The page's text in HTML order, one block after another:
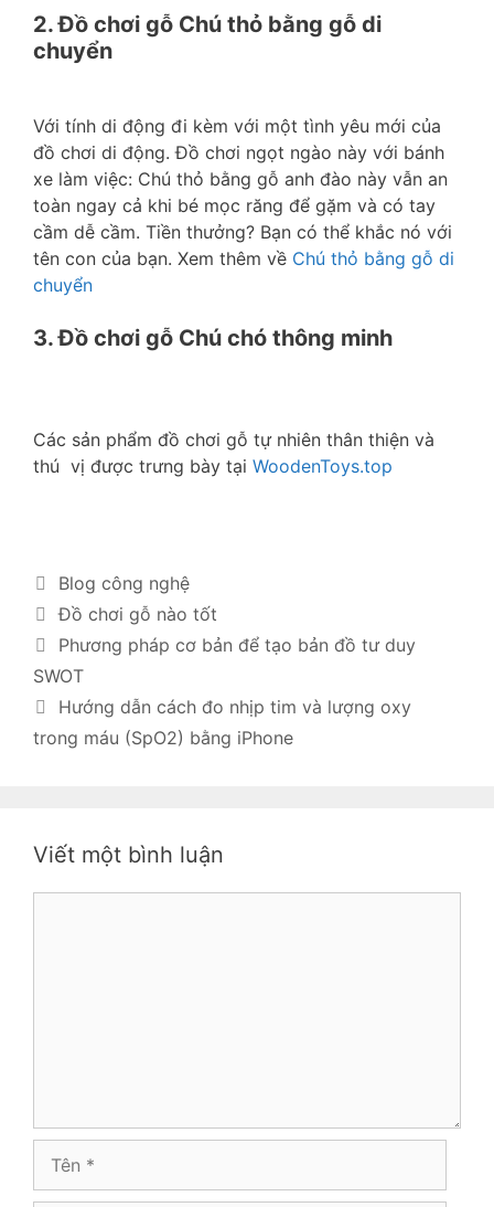
2. Đồ chơi gỗ Chú thỏ bằng gỗ di
chuyển
Với tính di động đi kèm với một tình yêu mới của
đồ chơi di động. Đồ chơi ngọt ngào này với bánh
xe làm việc: Chú thỏ bằng gỗ anh đào này vẫn an
toàn ngay cả khi bé mọc răng để gặm và có tay
cầm dễ cầm. Tiền thưởng? Bạn có thể khắc nó với
tên con của bạn. Xem thêm về Chú thỏ bằng gỗ di
chuyển
3. Đồ chơi gỗ Chú chó thông minh
Các sản phẩm đồ chơi gỗ tự nhiên thân thiện và
thú vị được trưng bày tại WoodenToys.top
Blog công nghệ
Đồ chơi gỗ nào tốt
Phương pháp cơ bản để tạo bản đồ tư duy
SWOT
Hướng dẫn cách đo nhịp tim và lượng oxy
trong máu (SpO2) bằng iPhone
Viết một bình luận